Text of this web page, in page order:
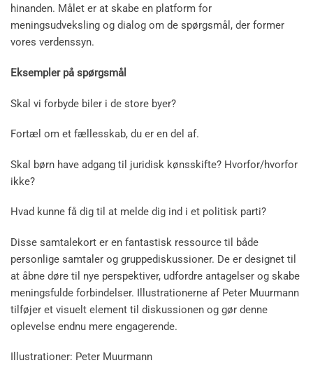
hinanden. Målet er at skabe en platform for
meningsudveksling og dialog om de spørgsmål, der former
vores verdenssyn.
Eksempler på spørgsmål
Skal vi forbyde biler i de store byer?
Fortæl om et fællesskab, du er en del af.
Skal børn have adgang til juridisk kønsskifte? Hvorfor/hvorfor
ikke?
Hvad kunne få dig til at melde dig ind i et politisk parti?
Disse samtalekort er en fantastisk ressource til både
personlige samtaler og gruppediskussioner. De er designet til
at åbne døre til nye perspektiver, udfordre antagelser og skabe
meningsfulde forbindelser. Illustrationerne af Peter Muurmann
tilføjer et visuelt element til diskussionen og gør denne
oplevelse endnu mere engagerende.
Illustrationer: Peter Muurmann